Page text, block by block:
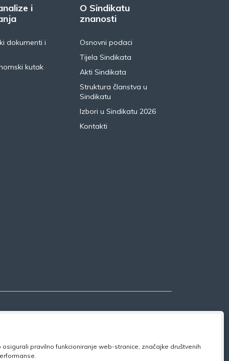
pravilno funkcioniranje web-stranice, značajke društvenih
i
dokumenti i
kutak
O Sindikatu
znanosti
Osnovni podaci
Tijela Sindikata
Akti Sindikata
Struktura članstva u
Sindikatu
Izbori u Sindikatu 2026
Kontakti